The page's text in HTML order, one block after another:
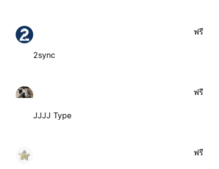
2sync
ฟรี
JJJJ Type
ฟรี
ฟรี